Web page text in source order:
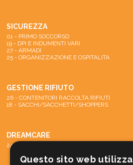
SICUREZZA
01 - PRIMO SOCCORSO
19 - DPI E INDUMENTI VARI
27 - ARMADI
25 - ORGANIZZAZIONE E OSPITALITA
GESTIONE RIFIUTO
26 - CONTENITORI RACCOLTA RIFIUTI
18 - SACCHI/SACCHETTI/SHOPPERS
DREAMCARE
24 - SISTEMA DREAMCARE
Questo sito web utilizza